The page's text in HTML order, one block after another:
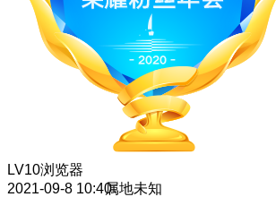
LV10浏览器
2021-09-8 10:40属地未知